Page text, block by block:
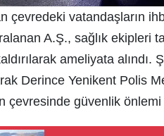
çevredeki vatandaşların
A.Ş., sağlık ekipleri
ameliyata
Derince Yenikent Polis
çevresinde güvenlik önlemi